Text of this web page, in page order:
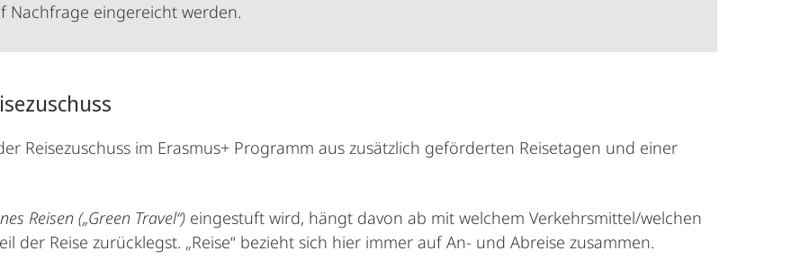
Nachfrage eingereicht werden.
Reisezuschuss im Erasmus+ Programm aus zusätzlich geförderten Reisetagen und einer
Reisen („Green Travel“) eingestuft wird, hängt davon ab mit welchem Verkehrsmittel/welchen
der Reise zurücklegst. „Reise“ bezieht sich hier immer auf An- und Abreise zusammen.